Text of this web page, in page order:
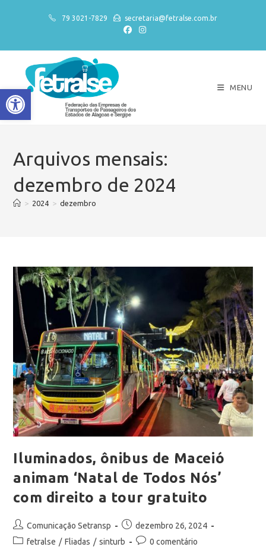
Abrir a barra de ferramentas
79 3021-7829 secretaria@fetralse.com.br
MENU
Arquivos mensais:
dezembro de 2024
> 2024 > dezembro
Iluminados, ônibus de Maceió
animam ‘Natal de Todos Nós’
com direito a tour gratuito
Comunicação Setransp
dezembro 26, 2024
fetralse / Fliadas / sinturb 0 comentário